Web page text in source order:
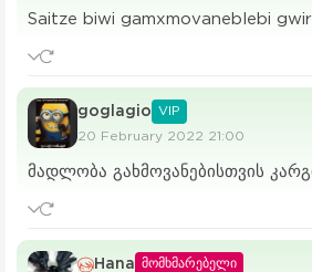
Saitze biwi gamxmovaneblebi
goglagio VIP
20 February 2022 21:00
მადლობა გახმოვანებისთვის
Hana მომხმარებელი